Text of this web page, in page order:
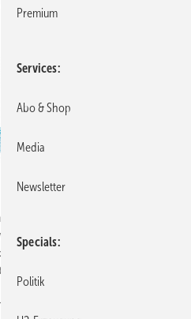
H2international: Eva Augsten (Editor-
in-Chief), Sven Geitmann
now strategic advisor for the new
magazine „Erneuerbare Energien“).
Premium
Services
Abo & Shop
Media
Newsletter
Specials
Politik